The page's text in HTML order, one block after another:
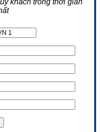
khách trong thời gian